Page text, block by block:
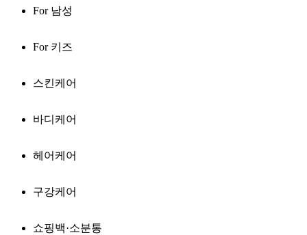
For 남성
For 키즈
스킨케어
바디케어
헤어케어
구강케어
쇼핑백·소분통